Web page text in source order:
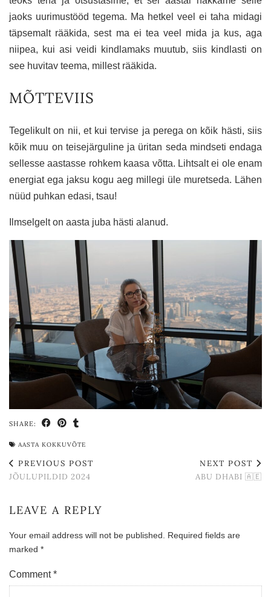
jaoks uurimustööd tegema. Ma hetkel veel ei taha midagi
täpsemalt rääkida, sest ma ei tea veel mida ja kus, aga
niipea, kui asi veidi kindlamaks muutub, siis kindlasti on
see huvitav teema, millest rääkida.
MÕTTEVIIS
Tegelikult on nii, et kui tervise ja perega on kõik hästi, siis
kõik muu on teisejärguline ja üritan seda mindseti endaga
sellesse aastasse rohkem kaasa võtta. Lihtsalt ei ole enam
energiat ega jaksu kogu aeg millegi üle muretseda. Lähen
nüüd puhkan edasi, tsau!
Ilmselgelt on aasta juba hästi alanud.
SHARE:
AASTA KOKKUVÕTE
PREVIOUS POST
JÕULUPILDID 2024
NEXT POST
ABU DHABI 🇦🇪
LEAVE A REPLY
Your email address will not be published.
Required fields are
marked *
Comment*